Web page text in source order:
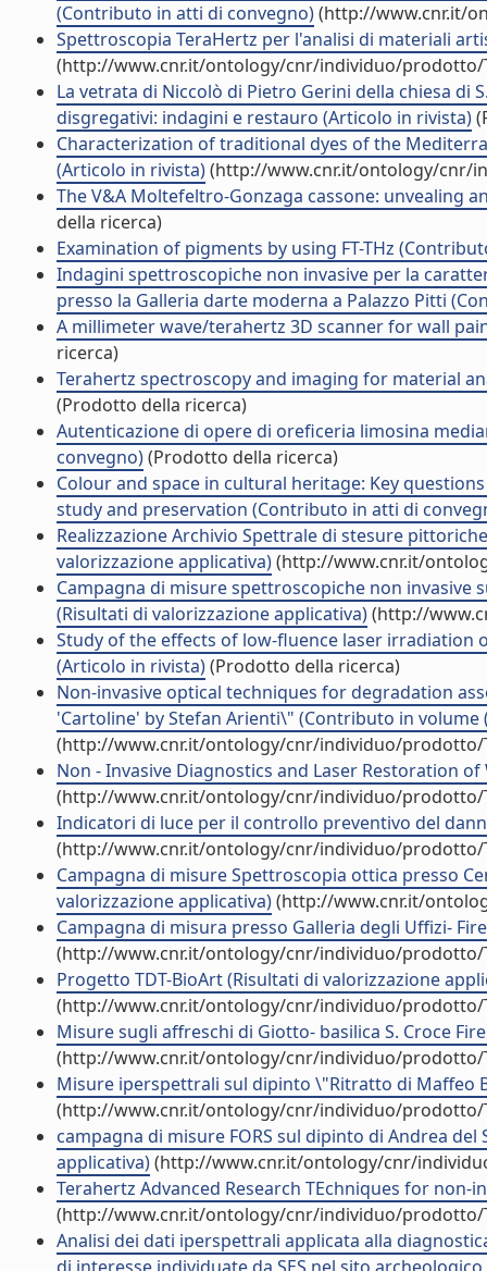
(Contributo in atti di convegno)(http://www.cnr.it/
Spettroscopia TeraHertz per l'analisi di materiali
(http://www.cnr.it/ontology/cnr/individuo/prodotto/
La vetrata di Niccolò di Pietro Gerini della chiesa di
disgregativi: indagini e restauro (Articolo in rivista)
Characterization of traditional dyes of the
(Articolo in rivista)(http://www.cnr.it/ontology/cnr/
The V&A Moltefeltro-Gonzaga cassone: unvealing
della ricerca)
Examination of pigments by using FT-THz
Indagini spettroscopiche non invasive per la
presso la Galleria darte moderna a Palazzo Pitti
A millimeter wave/terahertz 3D scanner for wall
ricerca)
Terahertz spectroscopy and imaging for material
(Prodotto della ricerca)
Autenticazione di opere di oreficeria limosina
convegno)(Prodotto della ricerca)
Colour and space in cultural heritage: Key
study and preservation (Contributo in atti di
Realizzazione Archivio Spettrale di stesure
valorizzazione applicativa)(http://www.cnr.it/
Campagna di misure spettroscopiche non invasive
(Risultati di valorizzazione applicativa)(http://
Study of the effects of low-fluence laser irradiation
(Articolo in rivista)(Prodotto della ricerca)
Non-invasive optical techniques for degradation
'Cartoline' by Stefan Arienti\" (Contributo in volume
(http://www.cnr.it/ontology/cnr/individuo/prodotto/
Non - Invasive Diagnostics and Laser Restoration
(http://www.cnr.it/ontology/cnr/individuo/prodotto/
Indicatori di luce per il controllo preventivo del
(http://www.cnr.it/ontology/cnr/individuo/prodotto/
Campagna di misure Spettroscopia ottica presso
valorizzazione applicativa)(http://www.cnr.it/
Campagna di misura presso Galleria degli Uffizi-
(http://www.cnr.it/ontology/cnr/individuo/prodotto/
Progetto TDT-BioArt (Risultati di valorizzazione
(http://www.cnr.it/ontology/cnr/individuo/prodotto/
Misure sugli affreschi di Giotto- basilica S. Croce
(http://www.cnr.it/ontology/cnr/individuo/prodotto/
Misure iperspettrali sul dipinto \"Ritratto di Maffeo
(http://www.cnr.it/ontology/cnr/individuo/prodotto/
campagna di misure FORS sul dipinto di Andrea
applicativa)(http://www.cnr.it/ontology/cnr/
Terahertz Advanced Research TEchniques for non-
(http://www.cnr.it/ontology/cnr/individuo/prodotto/
Analisi dei dati iperspettrali applicata alla